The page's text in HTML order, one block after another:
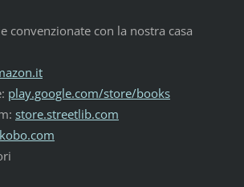
convenzionate con la nostra casa
play.google.com/store/books
store.streetlib.com